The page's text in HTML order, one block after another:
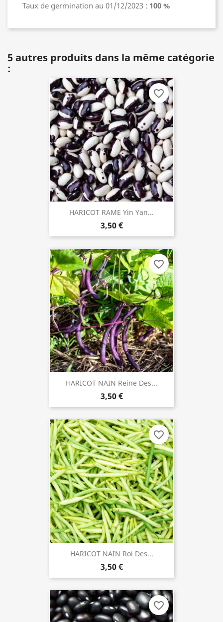
Taux de germination au 01/12/2023 : 100 %
5 autres produits dans la même catégorie
:
HARICOT RAME Yin Yan...
3,50 €
favorite_border
HARICOT NAIN Reine Des...
3,50 €
favorite_border
HARICOT NAIN Roi Des...
3,50 €
favorite_border
favorite_border